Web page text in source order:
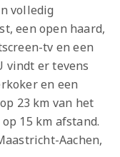
volledig
een open haard,
tv en een
vindt er tevens
en een
23 km van het
15 km afstand.
Aachen,